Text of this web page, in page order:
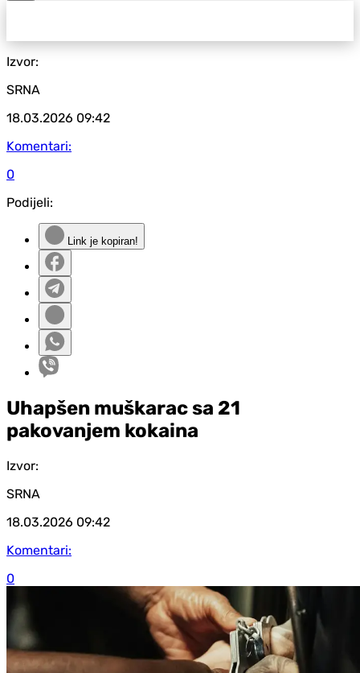
Izvor:
SRNA
18.03.2026 09:42
Komentari:
0
Podijeli:
Link je kopiran!
Uhapšen muškarac sa 21
pakovanjem kokaina
Izvor:
SRNA
18.03.2026 09:42
Komentari:
0